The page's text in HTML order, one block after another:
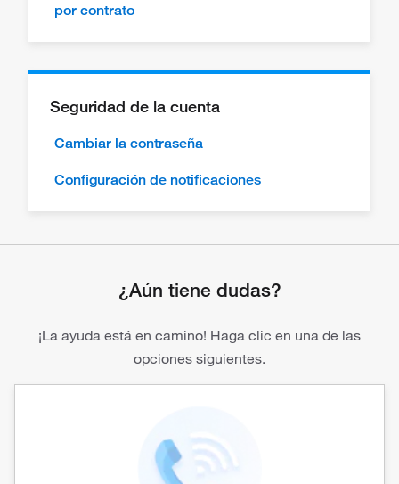
por contrato
Seguridad de la cuenta
Cambiar la contraseña
Configuración de notificaciones
¿Aún tiene dudas?
¡La ayuda está en camino! Haga clic en una de las
opciones siguientes.